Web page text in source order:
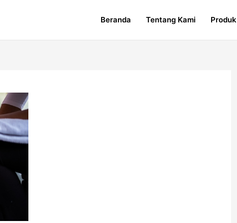
Beranda Tentang Kami Produk